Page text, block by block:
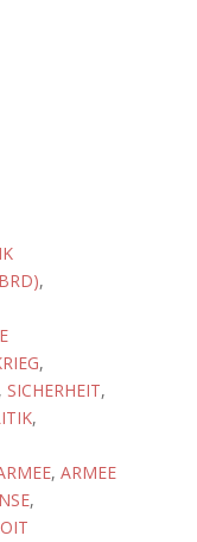
,
,
, SICHERHEIT,
,
, ARMEE
,